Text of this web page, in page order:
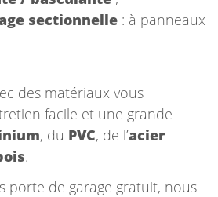
sectionnelle : à panneaux
des matériaux vous
facile et une grande
, du PVC, de l’acier
.
porte de garage gratuit, nous